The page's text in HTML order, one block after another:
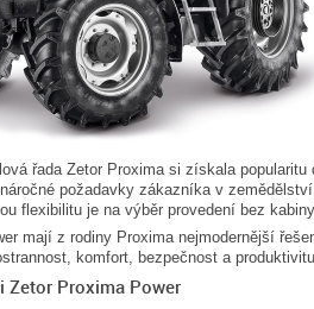
řada Zetor Proxima si získala
požadavky zákazníka v
flexibilitu je na výběr provedení bez
mají z rodiny Proxima nejmodernější
komfort, bezpečnost a
Proxima Power